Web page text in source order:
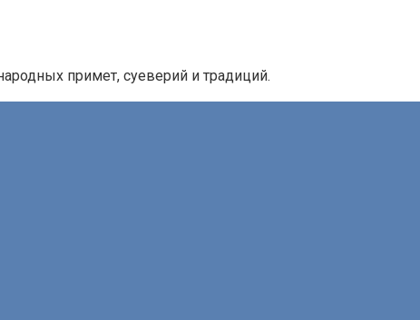
примет, суеверий и традиций.